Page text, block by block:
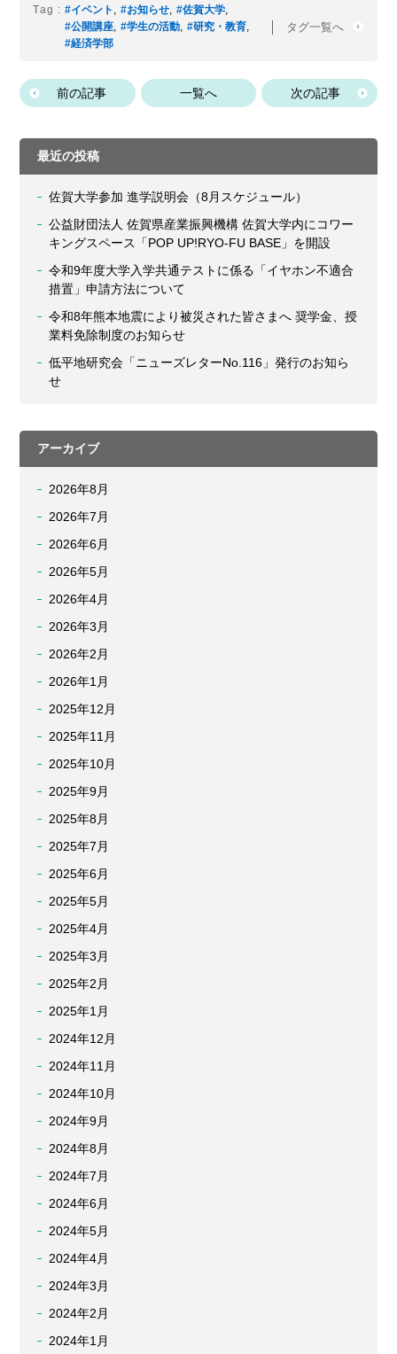
Tag : #イベント , #お知らせ, #佐賀大学,
#公開講座, #学生の活動, #研究・教育,
#経済学部
タグ一覧へ
前の記事 一覧へ 次の記事
最近の投稿
佐賀大学参加 進学説明会（8月スケジュール）
公益財団法人 佐賀県産業振興機構 佐賀大学内にコワー
キングスペース「POP UP!RYO-FU BASE」を開設
令和9年度大学入学共通テストに係る「イヤホン不適合
措置」申請方法について
令和8年熊本地震により被災された皆さまへ 奨学金、授
業料免除制度のお知らせ
低平地研究会「ニューズレターNo.116」発行のお知ら
せ
アーカイブ
2026年8月
2026年7月
2026年6月
2026年5月
2026年4月
2026年3月
2026年2月
2026年1月
2025年12月
2025年11月
2025年10月
2025年9月
2025年8月
2025年7月
2025年6月
2025年5月
2025年4月
2025年3月
2025年2月
2025年1月
2024年12月
2024年11月
2024年10月
2024年9月
2024年8月
2024年7月
2024年6月
2024年5月
2024年4月
2024年3月
2024年2月
2024年1月